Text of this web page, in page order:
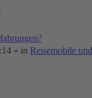
» in Reisemobile